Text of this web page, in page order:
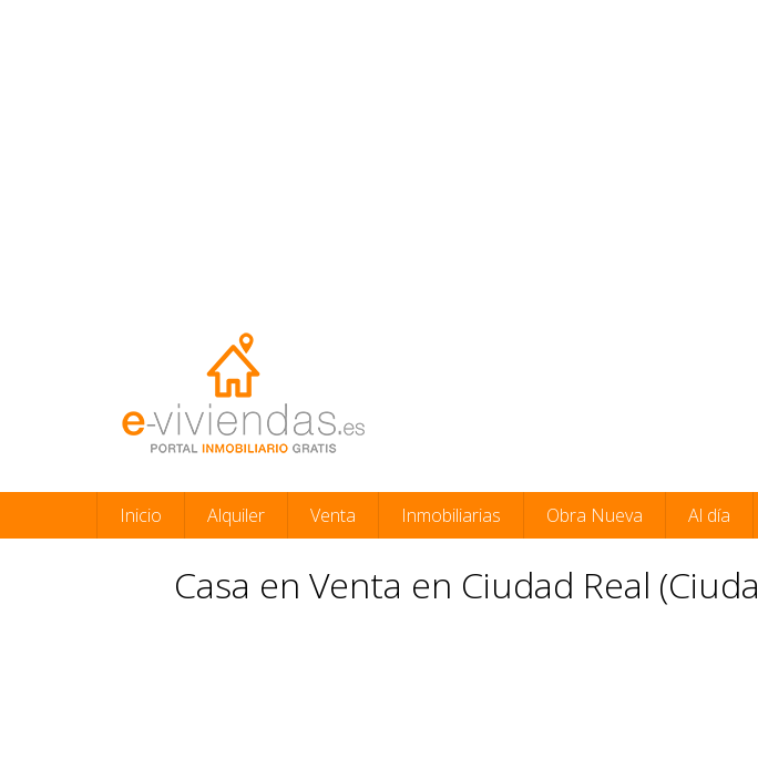
Inicio Alquiler Venta Inmobiliarias Obra Nueva Al día
Casa en Venta en Ciudad Real